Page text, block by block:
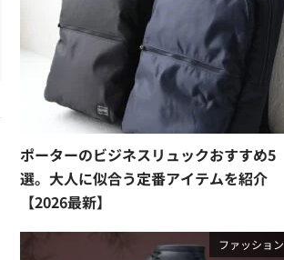
ポーターのビジネスリュックおすすめ5
選。大人に似合う定番アイテムを紹介
【2026最新】
ファッション